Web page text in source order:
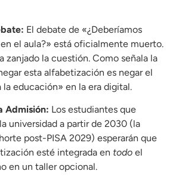
El debate de «¿Deberíamos
el aula?» está oficialmente muerto.
zanjado la cuestión. Como señala la
esta alfabetización es negar el
la educación» en la era digital.
Admisión: Los estudiantes que
universidad a partir de 2030 (la
post-PISA 2029) esperarán que
esté integrada en todo el
en un taller opcional.